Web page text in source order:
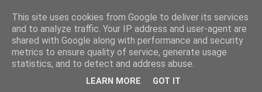
This site uses cookies from Google to deliver its services
and to analyze traffic. Your IP address and user-agent are
shared with Google along with performance and security
metrics to ensure quality of service, generate usage
statistics, and to detect and address abuse.
LEARN MORE GOT IT